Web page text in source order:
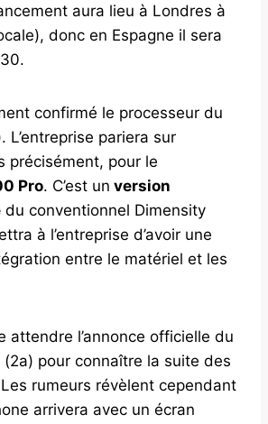
aura lieu à Londres à
donc en Espagne il sera
confirmé le processeur du
L’entreprise pariera sur
précisément, pour le
Pro. C’est un version
du conventionnel Dimensity
à l’entreprise d’avoir une
entre le matériel et les
attendre l’annonce officielle du
(2a) pour connaître la suite des
rumeurs révèlent cependant
arrivera avec un écran